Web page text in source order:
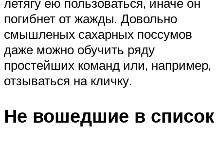
погибнет от жажды. Довольно
смышленых сахарных поссумов
даже можно обучить ряду
простейших команд или, например,
отзываться на кличку.
Не вошедшие в список